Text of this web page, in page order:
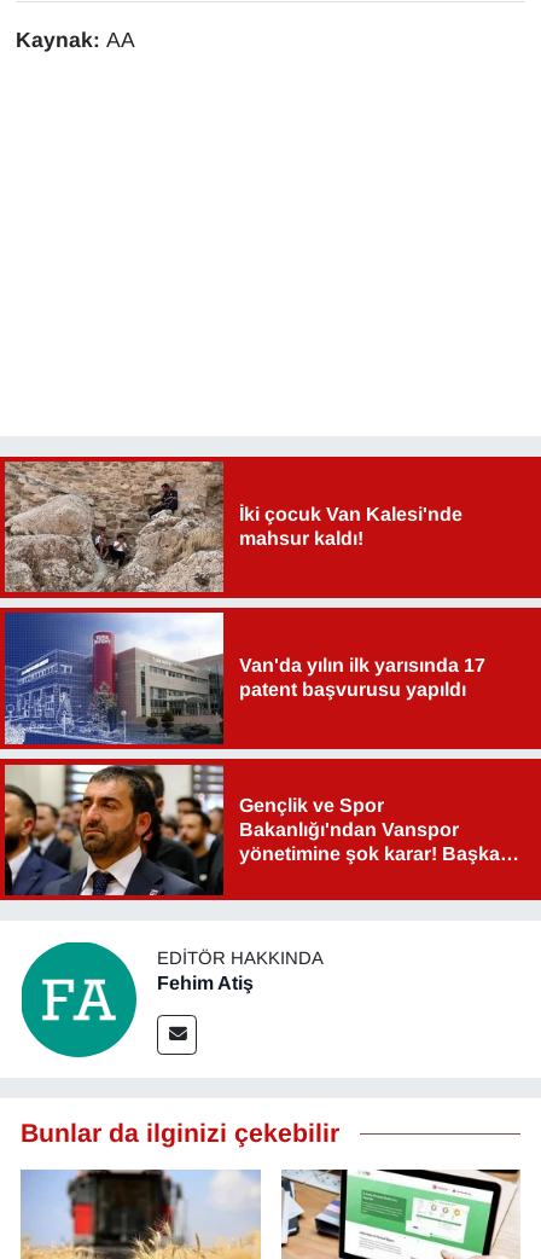
Kaynak: AA
İki çocuk Van Kalesi'nde
mahsur kaldı!
Van'da yılın ilk yarısında 17
patent başvurusu yapıldı
Gençlik ve Spor
Bakanlığı'ndan Vanspor
yönetimine şok karar! Başkan
EDITÖR HAKKINDA
Fehim Atiş
Bunlar da ilginizi çekebilir
VAN'DA SPOR